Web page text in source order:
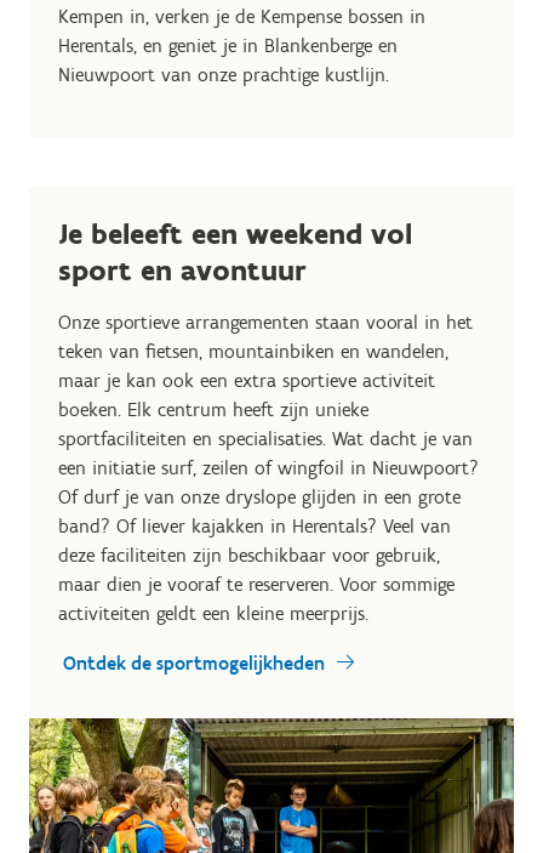
Kempen in, verken je de Kempense bossen in
Herentals, en geniet je in Blankenberge en
Nieuwpoort van onze prachtige kustlijn.
Je beleeft een weekend vol
sport en avontuur
Onze sportieve arrangementen staan vooral in het
teken van fietsen, mountainbiken en wandelen,
maar je kan ook een extra sportieve activiteit
boeken. Elk centrum heeft zijn unieke
sportfaciliteiten en specialisaties. Wat dacht je van
een initiatie surf, zeilen of wingfoil in Nieuwpoort?
Of durf je van onze dryslope glijden in een grote
band? Of liever kajakken in Herentals? Veel van
deze faciliteiten zijn beschikbaar voor gebruik,
maar dien je vooraf te reserveren. Voor sommige
activiteiten geldt een kleine meerprijs.
Ontdek de sportmogelijkheden